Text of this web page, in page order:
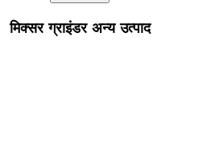
मिक्सर ग्राइंडर अन्य उत्पाद